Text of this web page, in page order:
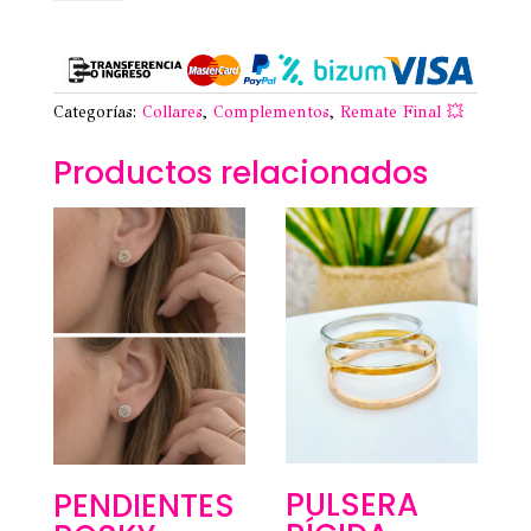
Categorías: Collares, Complementos, Remate Final 💥
Productos relacionados
PENDIENTES PULSERA